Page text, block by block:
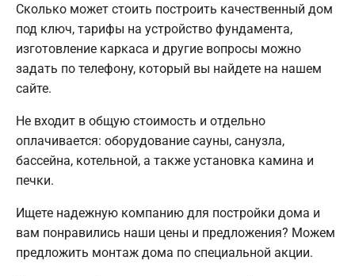
Сколько может стоить построить качественный дом
под ключ, тарифы на устройство фундамента,
изготовление каркаса и другие вопросы можно
задать по телефону, который вы найдете на нашем
сайте.
Не входит в общую стоимость и отдельно
оплачивается: оборудование сауны, санузла,
бассейна, котельной, а также установка камина и
печки.
Ищете надежную компанию для постройки дома и
вам понравились наши цены и предложения? Можем
предложить монтаж дома по специальной акции.